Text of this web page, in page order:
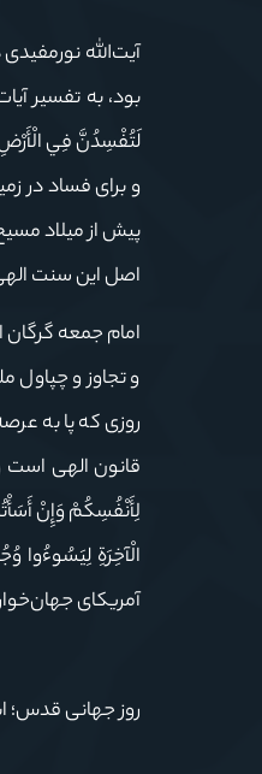
آیت‌الله
لَتُفْسِدُنَّ فِي الْأَرْضِ
و برای فساد در
پیش از میلاد
اصل این سنت
امام جمعه
و تجاوز و چپاول
روزی که پا به
قانون الهی است
لِأَنْفُسِكُمْ وَإِنْ
الْآخِرَةِ
آمریکای
روز جهانی قدس؛